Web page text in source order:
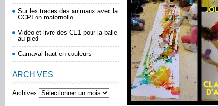
Sur les traces des animaux avec la
CCPI en maternelle
Vidéo et livre des CE1 pour la balle
au pied
Carnaval haut en couleurs
ARCHIVES
Archives